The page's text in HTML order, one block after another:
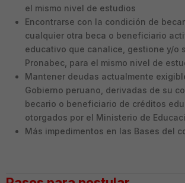
el mismo nivel de estudios
Encontrarse con la condición de
cualquier otra beca o beneficiario
educativo que canalice, gestione y/o
Pronabec, para el mismo nivel de
Mantener deudas actualmente
Gobierno peruano, derivadas de su
becario o beneficiario de créditos
otorgados por el Ministerio de
Más impedimentos en las Bases del